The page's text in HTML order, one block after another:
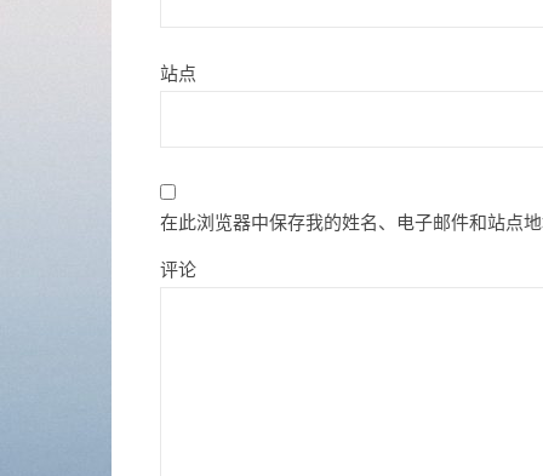
站点
在此浏览器中保存我的姓名、电子邮件和站点
评论